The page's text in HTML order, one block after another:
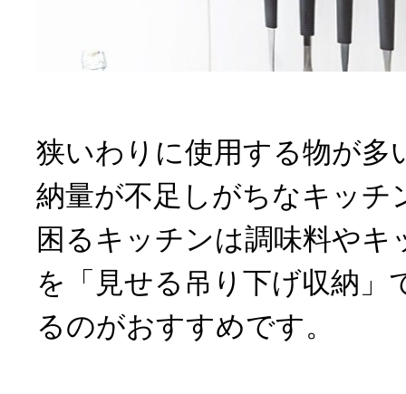
狭いわりに使用する物が多
納量が不足しがちなキッチ
困るキッチンは調味料や
を「見せる吊り下げ収納」
るのがおすすめです。